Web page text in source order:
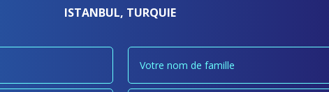
ISTANBUL, TURQUIE